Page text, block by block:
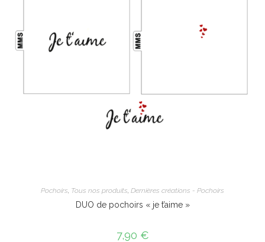
Pochoirs, Tous nos produits, Dernières créations - Pochoirs
DUO de pochoirs « je t’aime »
7,90 €